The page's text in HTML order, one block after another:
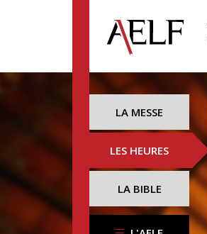
LA MESSE
LES HEURES
LA BIBLE